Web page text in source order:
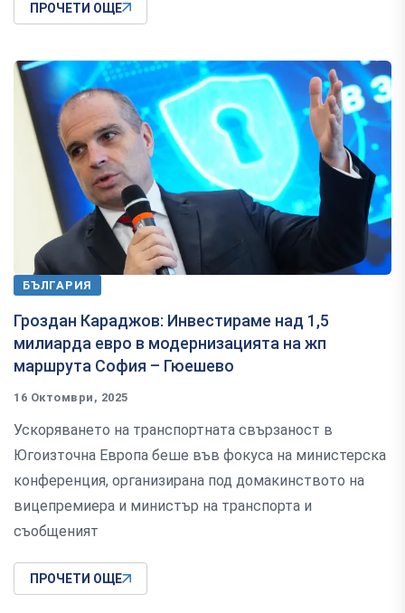
ПРОЧЕТИ ОЩЕ
БЪЛГАРИЯ
Гроздан Караджов: Инвестираме над 1,5
милиарда евро в модернизацията на жп
маршрута София – Гюешево
16 Октомври, 2025
Ускоряването на транспортната свързаност в
Югоизточна Европа беше във фокуса на министерска
конференция, организирана под домакинството на
вицепремиера и министър на транспорта и
съобщеният
ПРОЧЕТИ ОЩЕ